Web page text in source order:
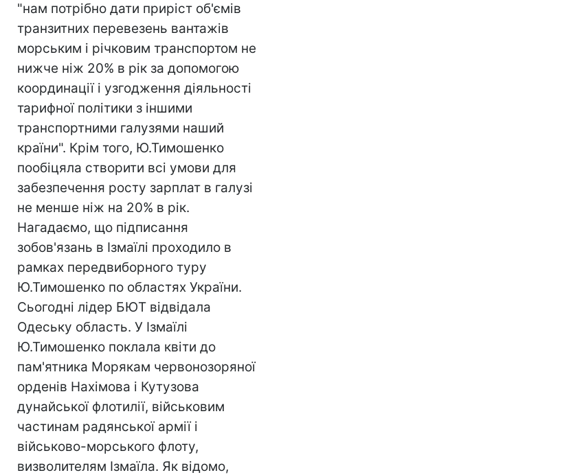
"нам потрібно дати приріст об'ємів
транзитних перевезень вантажів
морським і річковим транспортом не
нижче ніж 20% в рік за допомогою
координації і узгодження діяльності
тарифної політики з іншими
транспортними галузями наший
країни". Крім того, Ю.Тимошенко
пообіцяла створити всі умови для
забезпечення росту зарплат в галузі
не менше ніж на 20% в рік.
Нагадаємо, що підписання
зобов'язань в Ізмаїлі проходило в
рамках передвиборного туру
Ю.Тимошенко по областях України.
Сьогодні лідер БЮТ відвідала
Одеську область. У Ізмаїлі
Ю.Тимошенко поклала квіти до
пам'ятника Морякам червонозоряної
орденів Нахімова і Кутузова
дунайської флотилії, військовим
частинам радянської армії і
військово-морського флоту,
визволителям Ізмаїла. Як відомо,